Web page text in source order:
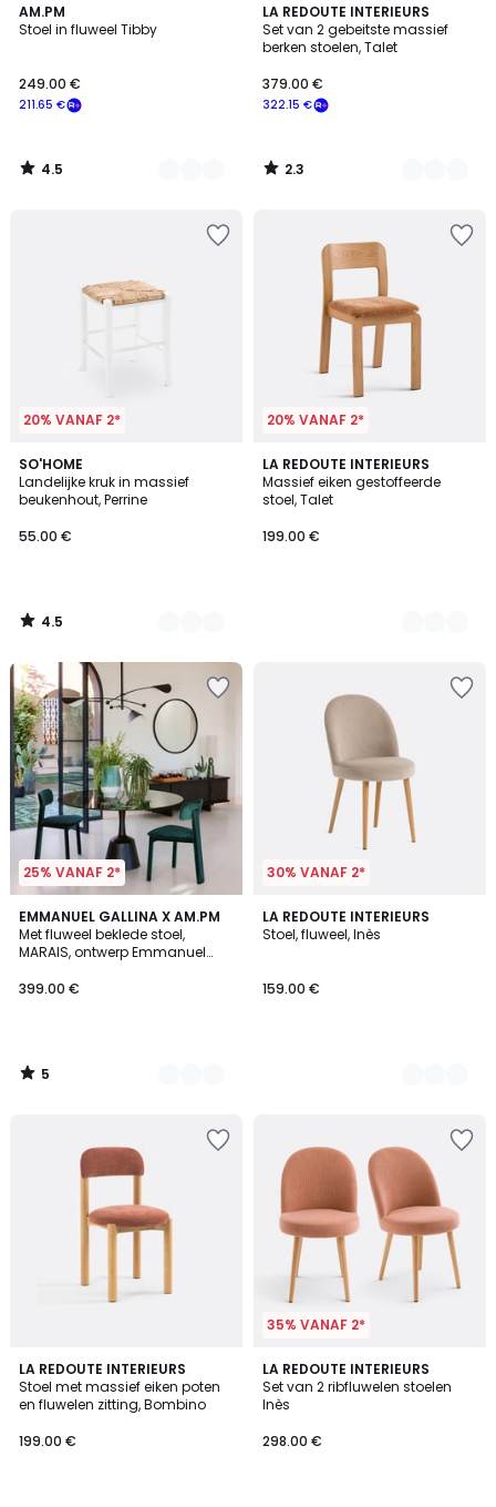
AM.PM
Stoel in fluweel Tibby
211.65 €
249.00 €
4.5
/ 5
6
Kleuren
4.5
/
LA REDOUTE INTERIEURS
Set van 2 gebeitste massief
berken stoelen, Talet
322.15 €
379.00 €
2.3
/ 5
3
Kleuren
2.3
/
20% VANAF 2*
SO'HOME
Landelijke kruk in massief
beukenhout, Perrine
55.00 €
4.5
/ 5
4
Kleuren
4.5
/
20% VANAF 2*
LA REDOUTE INTERIEURS
Massief eiken gestoffeerde
stoel, Talet
199.00 €
2
Kleuren
25% VANAF 2*
EMMANUEL GALLINA X AM.PM
Met fluweel beklede stoel,
MARAIS, ontwerp Emmanuel
399.00 €
5
/
5
2
Kleuren
5
/
30% VANAF 2*
LA REDOUTE INTERIEURS
Stoel, fluweel, Inès
159.00 €
3
Kleuren
LA REDOUTE INTERIEURS
Stoel met massief eiken poten
en fluwelen zitting, Bombino
199.00 €
35% VANAF 2*
LA REDOUTE INTERIEURS
Set van 2 ribfluwelen stoelen
Inès
298.00 €
3.5
/ 5